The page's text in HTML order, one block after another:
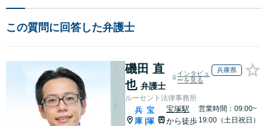
この質問に回答した弁護士
磯田 直
也 弁護士
インタビュ
ーを見る
兵庫県
ルーセント法律事務所
兵
庫
宝
塚
宝塚駅
から徒歩
営業時間：09:00~
19:00（土日祝日）